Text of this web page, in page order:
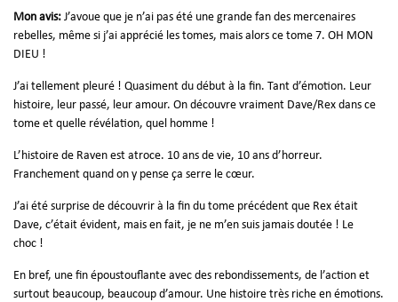
Mon avis: J’avoue que je n’ai pas été une grande fan des mercenaires
rebelles, même si j’ai apprécié les tomes, mais alors ce tome 7. OH MON
DIEU !
J’ai tellement pleuré ! Quasiment du début à la fin. Tant d’émotion. Leur
histoire, leur passé, leur amour. On découvre vraiment Dave/Rex dans ce
tome et quelle révélation, quel homme !
L’histoire de Raven est atroce. 10 ans de vie, 10 ans d’horreur.
Franchement quand on y pense ça serre le cœur.
J’ai été surprise de découvrir à la fin du tome précédent que Rex était
Dave, c’était évident, mais en fait, je ne m’en suis jamais doutée ! Le
choc !
En bref, une fin époustouflante avec des rebondissements, de l’action et
surtout beaucoup, beaucoup d’amour. Une histoire très riche en émotions.